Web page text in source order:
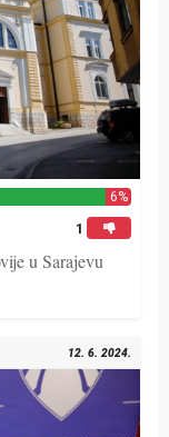
6%
1
u Sarajevu
12. 6. 2024.